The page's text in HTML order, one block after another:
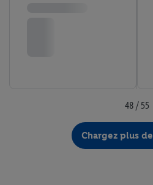
48 / 55
Chargez plus